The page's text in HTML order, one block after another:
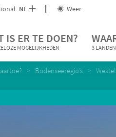
NL Weer
IS ER TE DOEN?
MOGELIJKHEDEN 3
Bodenseeregio’s